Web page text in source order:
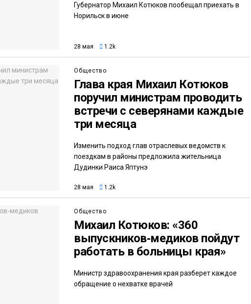
Губернатор Михаил Котюков пообещал приехать в
Норильск в июне
28 мая 1.2k
Общество
Глава края Михаил Котюков
поручил министрам проводить
встречи с северянами каждые
три месяца
Изменить подход глав отраслевых ведомств к
поездкам в районы предложила жительница
Дудинки Раиса Яптунэ
28 мая 1.2k
Общество
Михаил Котюков: «360
выпускников‑медиков пойдут
работать в больницы края»
Министр здравоохранения края разберет каждое
обращение о нехватке врачей